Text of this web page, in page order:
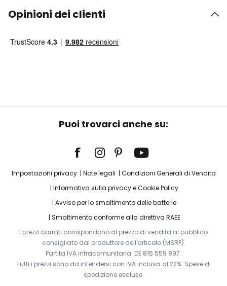
Opinioni dei clienti
Puoi trovarci anche su:
Impostazioni privacy Note legali
Condizioni Generali di Vendita
Informativa sulla privacy e Cookie Policy
Avviso per lo smaltimento delle batterie
Smaltimento conforme alla direttiva RAEE
I prezzi barrati corrispondono al prezzo di vendita al pubblico
consigliato dal produttore dell'articolo (MSRP).
Partita IVA intracomunitaria: DE 815 559 897.
Tutti i prezzi sono da intendersi con IVA inclusa al 22%. Spese di
spedizione escluse.